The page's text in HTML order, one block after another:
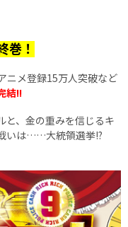
巻！
ニメ登録15万人突破など
結!!
と、金の重みを信じるキ
いは……大統領選挙!?